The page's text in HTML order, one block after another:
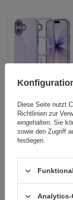
1 Stk auf
+ 894 Stk
Diese Seite nutzt
Richtlinien zur
eingehalten. Sie
sowie den Zugriff
festlegen.
Analytics-